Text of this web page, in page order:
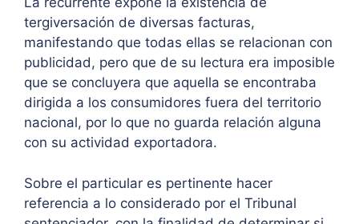
tergiversación de diversas facturas,
manifestando que todas ellas se relacionan con
publicidad, pero que de su lectura era imposible
que se concluyera que aquella se encontraba
dirigida a los consumidores fuera del territorio
nacional, por lo que no guarda relación alguna
con su actividad exportadora.
Sobre el particular es pertinente hacer
referencia a lo considerado por el Tribunal